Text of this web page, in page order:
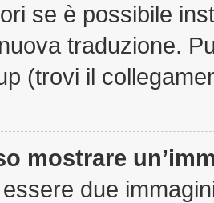
se è possibile
traduzione.
(trovi il
mostrare
due